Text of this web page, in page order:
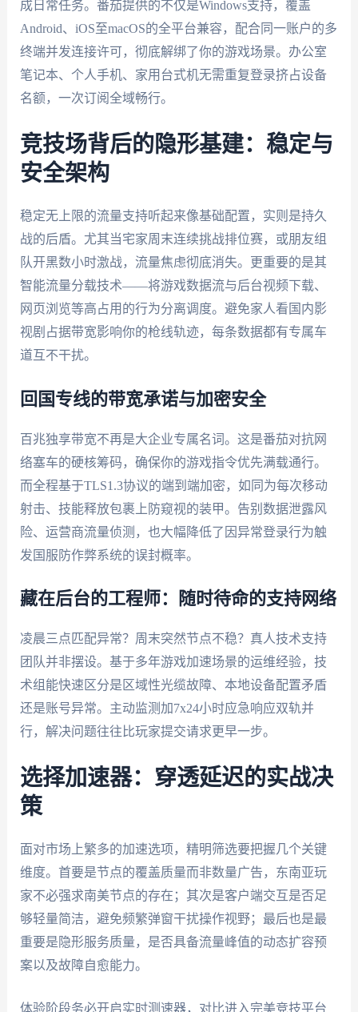
成日常任务。番茄提供的不仅是Windows支持，覆盖
Android、iOS至macOS的全平台兼容，配合同一账户的多
终端并发连接许可，彻底解绑了你的游戏场景。办公室
笔记本、个人手机、家用台式机无需重复登录挤占设备
名额，一次订阅全域畅行。
竞技场背后的隐形基建：稳定与
安全架构
稳定无上限的流量支持听起来像基础配置，实则是持久
战的后盾。尤其当宅家周末连续挑战排位赛，或朋友组
队开黑数小时激战，流量焦虑彻底消失。更重要的是其
智能流量分载技术——将游戏数据流与后台视频下载、
网页浏览等高占用的行为分离调度。避免家人看国内影
视剧占据带宽影响你的枪线轨迹，每条数据都有专属车
道互不干扰。
回国专线的带宽承诺与加密安全
百兆独享带宽不再是大企业专属名词。这是番茄对抗网
络塞车的硬核筹码，确保你的游戏指令优先满载通行。
而全程基于TLS1.3协议的端到端加密，如同为每次移动
射击、技能释放包裹上防窥视的装甲。告别数据泄露风
险、运营商流量侦测，也大幅降低了因异常登录行为触
发国服防作弊系统的误封概率。
藏在后台的工程师：随时待命的支持网络
凌晨三点匹配异常？周末突然节点不稳？真人技术支持
团队并非摆设。基于多年游戏加速场景的运维经验，技
术组能快速区分是区域性光缆故障、本地设备配置矛盾
还是账号异常。主动监测加7x24小时应急响应双轨并
行，解决问题往往比玩家提交请求更早一步。
选择加速器：穿透延迟的实战决
策
面对市场上繁多的加速选项，精明筛选要把握几个关键
维度。首要是节点的覆盖质量而非数量广告，东南亚玩
家不必强求南美节点的存在；其次是客户端交互是否足
够轻量简洁，避免频繁弹窗干扰操作视野；最后也是最
重要是隐形服务质量，是否具备流量峰值的动态扩容预
案以及故障自愈能力。
体验阶段务必开启实时测速器，对比进入完美竞技平台